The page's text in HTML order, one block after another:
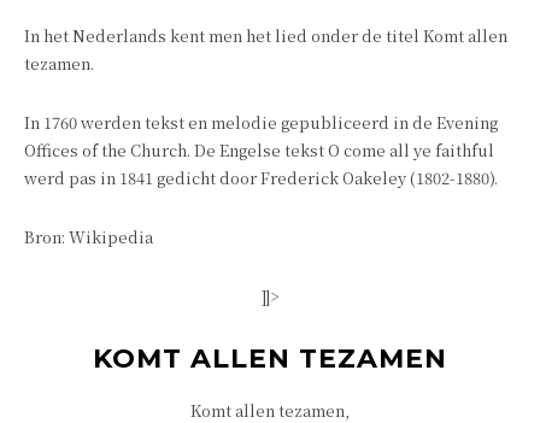
In het Nederlands kent men het lied onder de titel Komt allen
tezamen.
In 1760 werden tekst en melodie gepubliceerd in de Evening
Offices of the Church. De Engelse tekst O come all ye faithful
werd pas in 1841 gedicht door Frederick Oakeley (1802-1880).
Bron: Wikipedia
]]>
KOMT ALLEN TEZAMEN
Komt allen tezamen,